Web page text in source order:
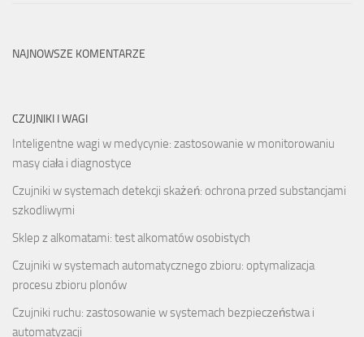
NAJNOWSZE KOMENTARZE
CZUJNIKI I WAGI
Inteligentne wagi w medycynie: zastosowanie w monitorowaniu
masy ciała i diagnostyce
Czujniki w systemach detekcji skażeń: ochrona przed substancjami
szkodliwymi
Sklep z alkomatami: test alkomatów osobistych
Czujniki w systemach automatycznego zbioru: optymalizacja
procesu zbioru plonów
Czujniki ruchu: zastosowanie w systemach bezpieczeństwa i
automatyzacji